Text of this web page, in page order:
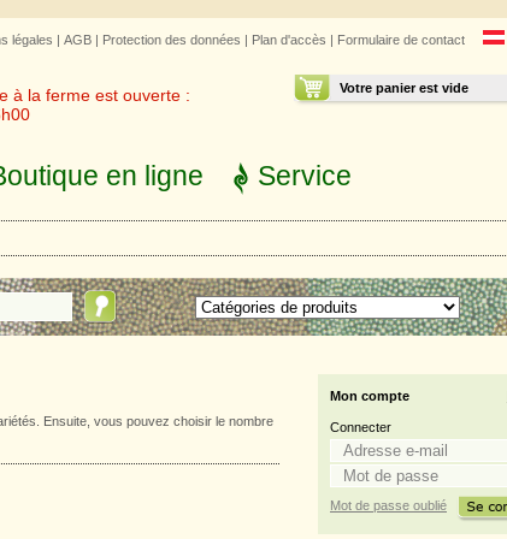
légales | AGB | Protection des données | Plan d'accès | Formulaire de contact
Votre panier est vide
à la ferme est ouverte :
en ligne Service
Ensuite, vous pouvez choisir le nombre
Mon compte
Connecter
Mot de passe oublié